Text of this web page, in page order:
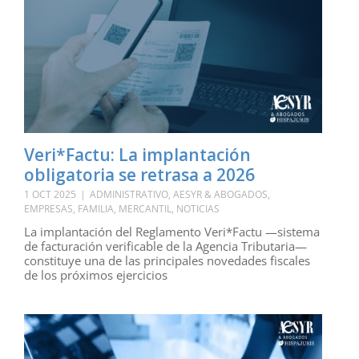
Veri*Factu: La implantación
obligatoria se retrasa a 2026
1 OCT 2025 | ADMINISTRATIVO, AESYR & ABOGADOS,
EMPRESAS, FAMILIA, MERCANTIL, NOTICIAS
La implantación del Reglamento Veri*Factu —sistema
de facturación verificable de la Agencia Tributaria—
constituye una de las principales novedades fiscales
de los próximos ejercicios